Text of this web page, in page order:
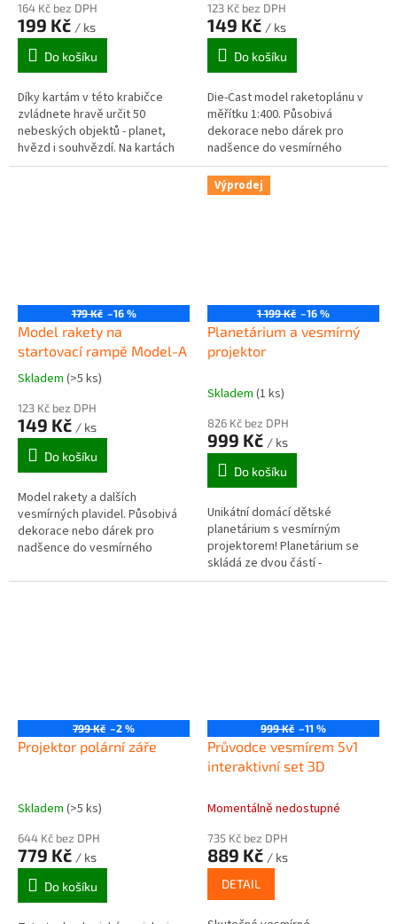
164 Kč bez DPH
199 Kč / ks
Do košíku
Díky kartám v této krabičce
zvládnete hravě určit 50
nebeských objektů - planet,
hvězd i souhvězdí. Na kartách
najdete kvízovou otázku,
123 Kč bez DPH
149 Kč / ks
Do košíku
Die-Cast model raketoplánu v
měřítku 1:400. Působivá
dekorace nebo dárek pro
nadšence do vesmírného
programu. Provedení kov/plast.
Otevíratelné nákladové dveře
raketoplánu....
179 Kč –16 %
Model rakety na
startovací rampě Model-A
Průměrné
produktu
je
3,0
hvězdiček.
Skladem (>5 ks)
123 Kč bez DPH
149 Kč / ks
Do košíku
Model rakety a dalších
vesmírných plavidel. Působivá
dekorace nebo dárek pro
nadšence do vesmírného
umožňuje zavřít raketu do
Výprodej
1 199 Kč –16 %
Planetárium a vesmírný
projektor
Skladem (1 ks)
826 Kč bez DPH
999 Kč / ks
Do košíku
Unikátní domácí dětské
planetárium s vesmírným
projektorem! Planetárium se
skládá ze dvou částí -
planetárium a vesmírný
799 Kč –2 %
Projektor polární záře
Skladem (>5 ks)
644 Kč bez DPH
779 Kč / ks
Do košíku
999 Kč –11 %
Průvodce vesmírem 5v1
interaktivní set 3D
Momentálně nedostupné
735 Kč bez DPH
889 Kč / ks
DETAIL